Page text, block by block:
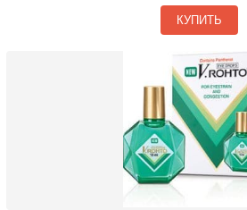
КУПИТЬ